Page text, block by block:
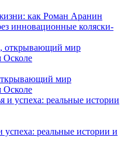
как Роман Аранин
инновационные коляски-
мир
Осколе
успеха: реальные истории и